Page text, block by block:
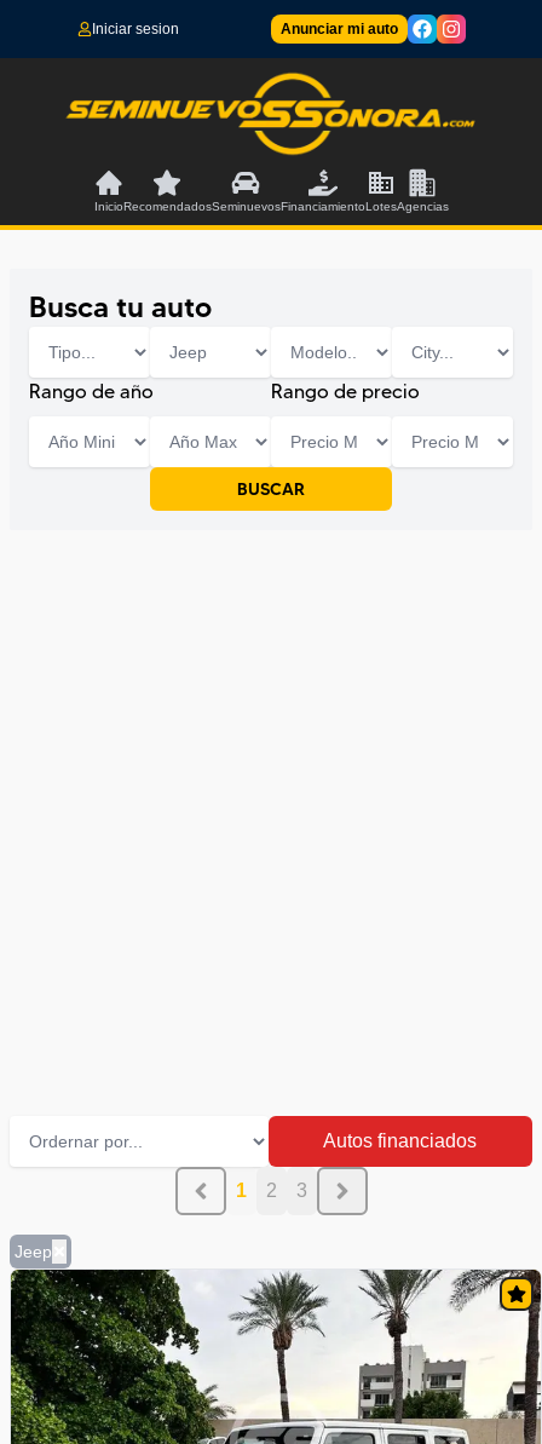
Iniciar sesion Anunciar mi auto
InicioRecomendadosSeminuevosFinanciamientoLotesAgencias
Busca tu auto
Rango de año Rango de precio
BUSCAR
Autos financiados
1 2 3
Jeep